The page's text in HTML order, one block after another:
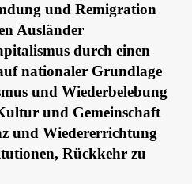
und Remigration
Ausländer
durch einen
nationaler Grundlage
und Wiederbelebung
und Gemeinschaft
und Wiedererrichtung
Rückkehr zu